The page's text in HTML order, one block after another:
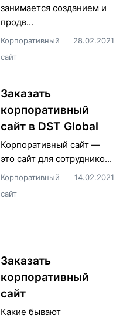
занимается созданием и
продв...
Корпоративный
сайт
28.02.2021
Заказать
корпоративный
сайт в DST Global
Корпоративный сайт —
это сайт для сотруднико...
Корпоративный
сайт
14.02.2021
Заказать
корпоративный
сайт
Какие бывают